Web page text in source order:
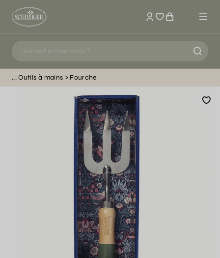
Mon compte
Outils à mains Fourche